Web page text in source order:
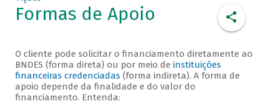
Formas de Apoio
O cliente pode solicitar o financiamento diretamente ao
BNDES (forma direta) ou por meio de instituições
financeiras credenciadas (forma indireta). A forma de
apoio depende da finalidade e do valor do
financiamento. Entenda: